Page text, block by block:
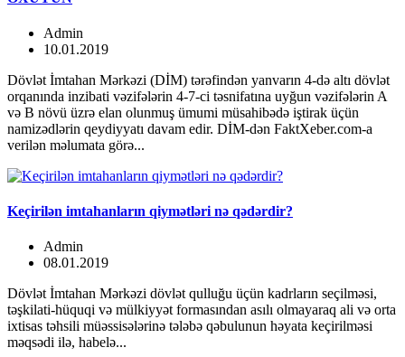
Admin
10.01.2019
Dövlət İmtahan Mərkəzi (DİM) tərəfindən yanvarın 4-də altı dövlət
orqanında inzibati vəzifələrin 4-7-ci təsnifatına uyğun vəzifələrin A
və B növü üzrə elan olunmuş ümumi müsahibədə iştirak üçün
namizədlərin qeydiyyatı davam edir. DİM-dən FaktXeber.com-a
verilən məlumata görə...
Keçirilən imtahanların qiymətləri nə qədərdir?
Admin
08.01.2019
Dövlət İmtahan Mərkəzi dövlət qulluğu üçün kadrların seçilməsi,
təşkilati-hüquqi və mülkiyyət formasından asılı olmayaraq ali və orta
ixtisas təhsili müəssisələrinə tələbə qəbulunun həyata keçirilməsi
məqsədi ilə, habelə...